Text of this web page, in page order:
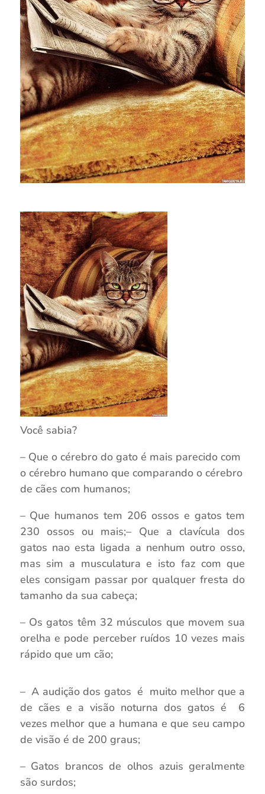
Você sabia?
– Que o cérebro do gato é mais parecido com
o cérebro humano que comparando o cérebro
de cães com humanos;
– Que humanos tem 206 ossos e gatos tem
230 ossos ou mais;– Que a clavícula dos
gatos nao esta ligada a nenhum outro osso,
mas sim a musculatura e isto faz com que
eles consigam passar por qualquer fresta do
tamanho da sua cabeça;
– Os gatos têm 32 músculos que movem sua
orelha e pode perceber ruídos 10 vezes mais
rápido que um cão;
– A audição dos gatos é muito melhor que a
de cães e a visão noturna dos gatos é 6
vezes melhor que a humana e que seu campo
de visão é de 200 graus;
– Gatos brancos de olhos azuis geralmente
são surdos;